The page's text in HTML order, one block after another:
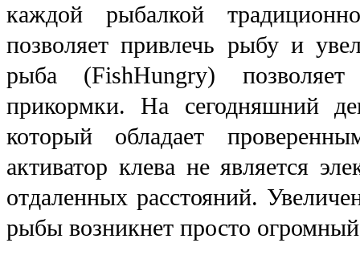
каждой рыбалкой
позволяет привлечь рыбу и
рыба (FishHungry)
прикормки. На сегодняшний
который обладает
активатор клева не является
отдаленных расстояний.
рыбы возникнет просто